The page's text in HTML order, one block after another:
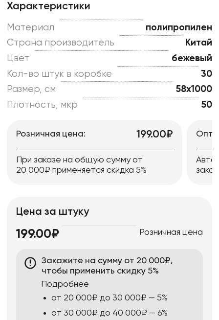
Характеристики
Материал
полипропилен
Страна производитель
Китай
Цвет
бежевый
Кол-во штук в коробке
30
Размер, см
58x1000
Плотность, мкр
50
Розничная цена: 199.00₽
При заказе на общую сумму от
20 000₽ применяется скидка 5%
Цена за штуку
199.00₽ Розничная цена
Закажите на сумму от 20 000₽,
чтобы применить скидку 5%
Подробнее
от 20 000₽ до 30 000₽ — 5%
от 30 000₽ до 40 000₽ — 6%